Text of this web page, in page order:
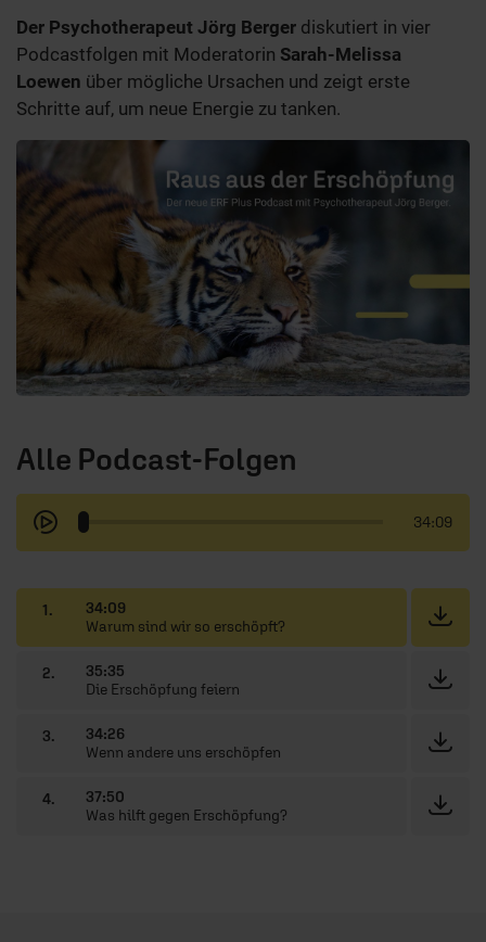
Der Psychotherapeut Jörg Berger diskutiert in vier
Podcastfolgen mit Moderatorin Sarah-Melissa
Loewen über mögliche Ursachen und zeigt erste
Schritte auf, um neue Energie zu tanken.
Alle Podcast-Folgen
34:09
1.
34:09
Warum sind wir so erschöpft?
2.
35:35
Die Erschöpfung feiern
3.
34:26
Wenn andere uns erschöpfen
4.
37:50
Was hilft gegen Erschöpfung?